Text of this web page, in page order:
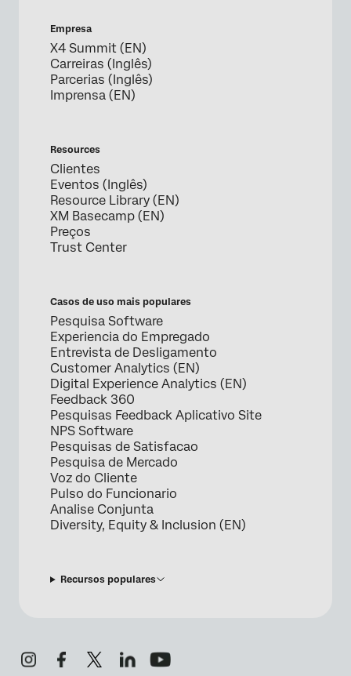
Empresa
X4 Summit (EN)
Carreiras (Inglês)
Parcerias (Inglês)
Imprensa (EN)
Resources
Clientes
Eventos (Inglês)
Resource Library (EN)
XM Basecamp (EN)
Preços
Trust Center
Casos de uso mais populares
Pesquisa Software
Experiencia do Empregado
Entrevista de Desligamento
Customer Analytics (EN)
Digital Experience Analytics (EN)
Feedback 360
Pesquisas Feedback Aplicativo Site
NPS Software
Pesquisas de Satisfacao
Pesquisa de Mercado
Voz do Cliente
Pulso do Funcionario
Analise Conjunta
Diversity, Equity & Inclusion (EN)
Recursos populares